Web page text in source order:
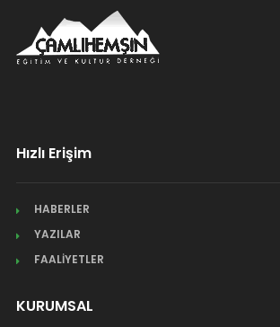
Hızlı Erişim
HABERLER
YAZILAR
FAALİYETLER
KURUMSAL